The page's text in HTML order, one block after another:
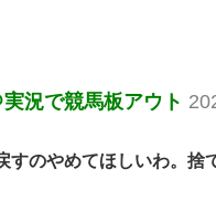
況で競馬板アウト
すのやめてほしいわ。捨